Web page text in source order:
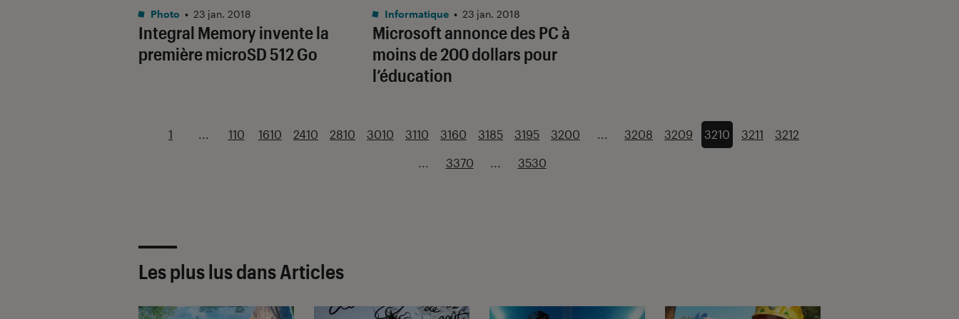
Integral Memory invente la
première microSD 512 Go
Photo • 23 jan. 2018
Microsoft annonce des PC à
moins de 200 dollars pour
l’éducation
Informatique • 23 jan. 2018
1 ... 110 1610 2410 2810 3010 3110 3160 3185 3195 3200 ... 3208 3209 3210 3211 3212
... 3370 ... 3530
Les plus lus dans Articles